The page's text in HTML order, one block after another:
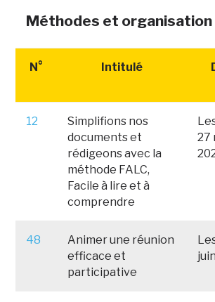
Méthodes et organisation
N° Intitulé
12
Simplifions nos
documents et
rédigeons avec la
méthode FALC,
Facile à lire et à
comprendre
27
48
Animer une réunion
efficace et
participative